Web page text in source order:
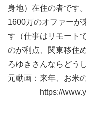
身地）在住の者です
1600万のオファーが
す（仕事はリモート
のが利点、関東移住
ろゆきさんならどう
元動画：来年、お米
https://